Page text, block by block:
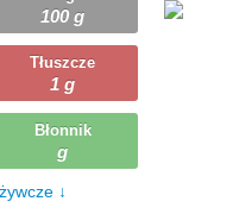
ciasta
100 g
Tłuszcze
1 g
Błonnik
g
↓